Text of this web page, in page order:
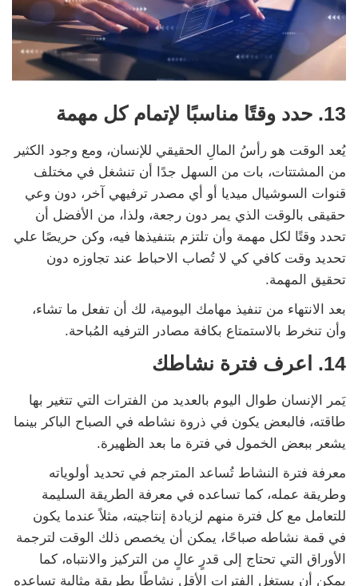
13. حدد وقتًا مناسبًا لإتمام كل مهمة
يُعد الوقت هو رأسُ المالِ الحقيقي للإنسان، ومع وجود الكثير
من المشتتات، بات من السهل جدًا أن تنشغل في مختلف
قنوات السوشيال ميديا أو أي مصدر ترفيهي آخر، دون وعي
حقيقى بالوقت الذي يمر دون رجعة، ولذا، من الأفضل أن
تحدد وقتًا لكل مهمة وأن تلتزم بتنفيذها فيه، وكن حريصًا علي
تحديد وقت كافي كي لا تُصاب الاحباط عند تجاوزه دون
تحقيق المهمة.
بعد الانتهاء من تنفيذ مهامك اليومية، لك أن تفعل ما تشاء،
وأن تنخرط بالاستمتاع بكافة مصادر الترفيه المُباحة.
14. اعرف فترة نشاطك
يَمر الإنسان طوال اليوم بالعديد من الفترات التي تتغير بها
طاقته، فالبعض يكون في ذروة نشاطه في الصباح الباكر بينما
يشعر ببعض الخمول في فترة ما بعد الظهيرة.
معرفة فترة النشاط تُساعد المترجم في تحديد أولوياته
وطريقة عمله، كما تساعده في معرفة الطريقة السليمة
للتعامل مع كل فترة منهم لزيادة إنتاجيته، مثلاً عندما يكون
في قمة نشاطه صباحًا، يمكن أن يخصص ذلك الوقت لترجمة
الأوراق التي تحتاج إلى قدرٍ عالٍ من التركيز والانتباه، كما
يمكن أن يستغل الفترات الأقل نشاطًا بطريقة مثالية تساعده